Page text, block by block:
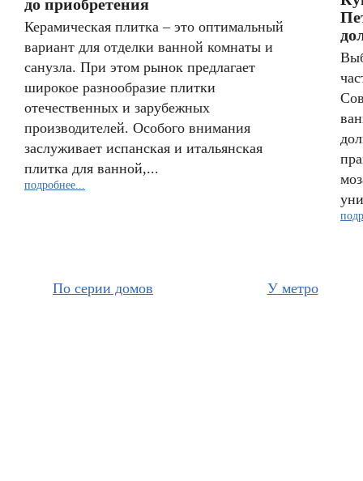
до приобретения
Керамическая плитка – это оптимальный
вариант для отделки ванной комнаты и
санузла. При этом рынок предлагает
широкое разнообразие плитки
отечественных и зарубежных
производителей. Особого внимания
заслуживает испанская и итальянская
плитка для ванной,...
подробнее...
По серии домов У метро